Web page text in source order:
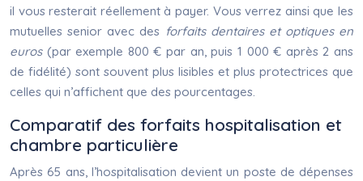
il vous resterait réellement à payer. Vous verrez ainsi que les
mutuelles senior avec des forfaits dentaires et optiques en
euros(par exemple 800 € par an, puis 1 000 € après 2 ans
de fidélité) sont souvent plus lisibles et plus protectrices que
celles qui n’affichent que des pourcentages.
Comparatif des forfaits hospitalisation et
chambre particulière
Après 65 ans, l’hospitalisation devient un poste de dépenses